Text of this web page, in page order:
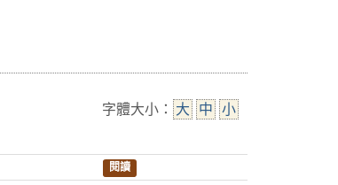
字體大小： 大 中 小
閱讀